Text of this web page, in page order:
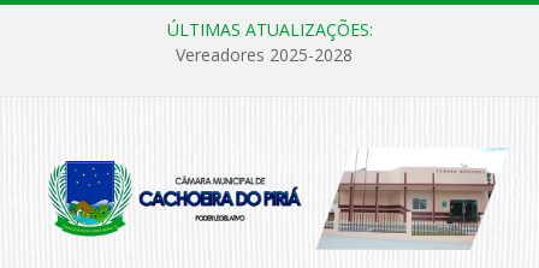
ÚLTIMAS ATUALIZAÇÕES:
Vereadores 2025-2028